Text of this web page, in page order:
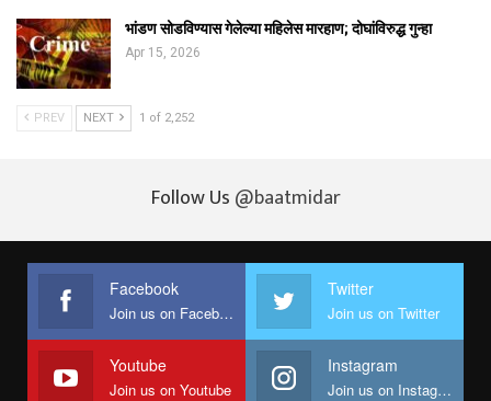
भांडण सोडविण्यास गेलेल्या महिलेस मारहाण; दोघांविरुद्ध गुन्हा
Apr 15, 2026
PREV NEXT 1 of 2,252
Follow Us @baatmidar
Facebook
Join us on Facebook
Twitter
Join us on Twitter
Youtube
Join us on Youtube
Instagram
Join us on Instagram